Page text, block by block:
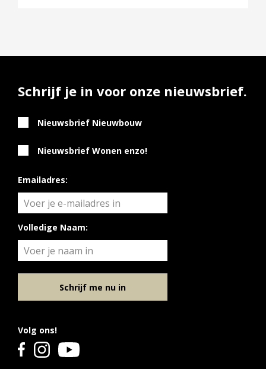
Volg ons!
Schrijf je in voor onze nieuwsbrief.
Nieuwsbrief Nieuwbouw
Nieuwsbrief Wonen enzo!
Emailadres:
Volledige Naam:
Schrijf me nu in